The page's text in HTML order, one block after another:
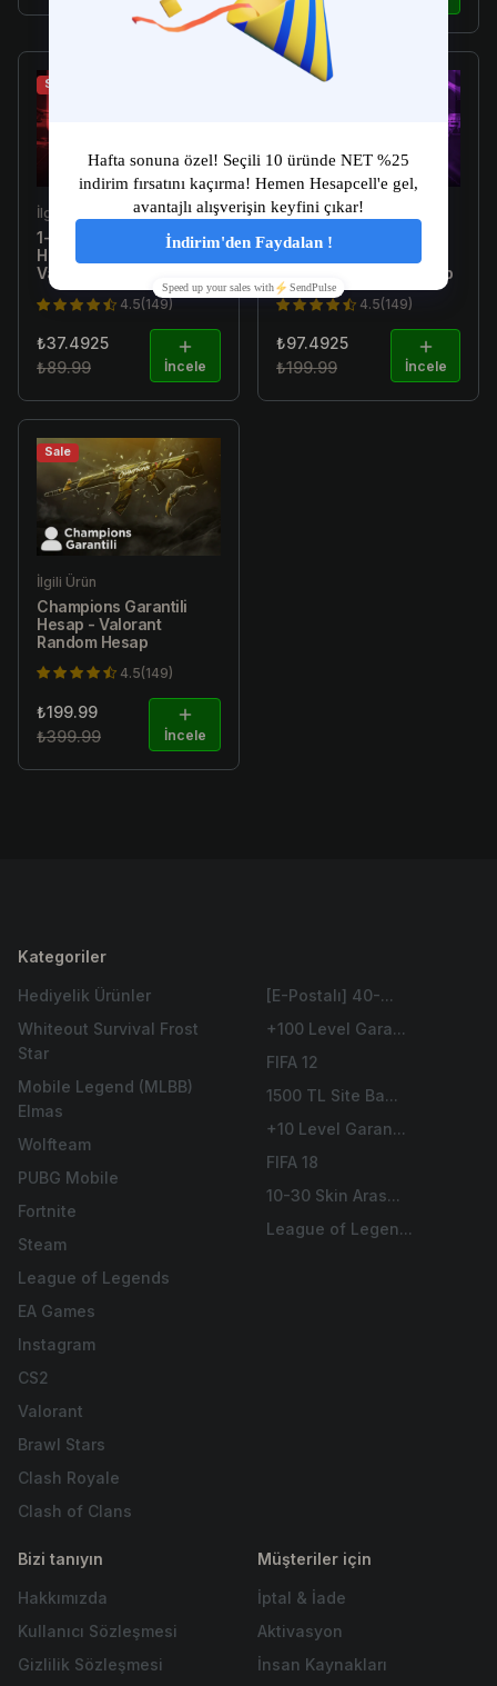
Sale
İlgili Ürün
1-10 Skin Arası Random
Hesap [TR Garantili] -
Valorant Random Hesap
4.5(149)
₺37.4925
₺89.99
İncele
İlgili Ürün
[E-Postalı] 1-300 Skin
Arası Random Hesap -
Valorant Random Hesap
4.5(149)
₺97.4925
₺199.99
İncele
Sale
İlgili Ürün
Champions Garantili
Hesap - Valorant
Random Hesap
4.5(149)
₺199.99
₺399.99
İncele
Kategoriler
Hediyelik Ürünler
Whiteout Survival Frost
Star
Mobile Legend (MLBB)
Elmas
Wolfteam
PUBG Mobile
Fortnite
Steam
League of Legends
EA Games
Instagram
CS2
Valorant
Brawl Stars
Clash Royale
Clash of Clans
[E-Postalı] 40-...
+100 Level Gara...
FIFA 12
1500 TL Site Ba...
+10 Level Garan...
FIFA 18
10-30 Skin Aras...
League of Legen...
Bizi tanıyın
Hakkımızda
Kullanıcı Sözleşmesi
Gizlilik Sözleşmesi
Müşteriler için
İptal & İade
Aktivasyon
İnsan Kaynakları